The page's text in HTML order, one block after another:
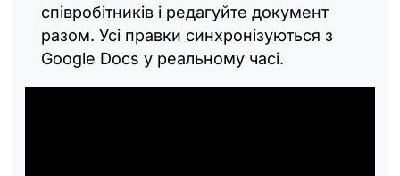
співробітників і редагуйте документ
разом. Усі правки синхронізуються з
Google Docs у реальному часі.